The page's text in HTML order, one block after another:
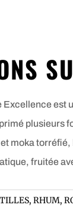
Excellence est
plusieurs
moka
fruitée
,RHUM,